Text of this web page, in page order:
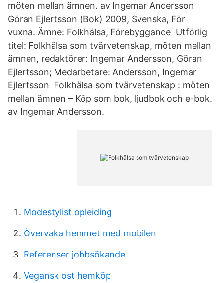
möten mellan ämnen. av Ingemar Andersson
Göran Ejlertsson (Bok) 2009, Svenska, För
vuxna. Ämne: Folkhälsa, Förebyggande Utförlig
titel: Folkhälsa som tvärvetenskap, möten mellan
ämnen, redaktörer: Ingemar Andersson, Göran
Ejlertsson; Medarbetare: Andersson, Ingemar
Ejlertsson Folkhälsa som tvärvetenskap : möten
mellan ämnen – Köp som bok, ljudbok och e-bok.
av Ingemar Andersson.
Modestylist opleiding
Övervaka hemmet med mobilen
Referenser jobbsökande
Vegansk ost hemköp